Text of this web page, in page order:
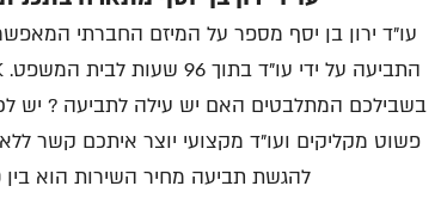
עו"ד ירון בן יסף מספר על המיזם החברתי
בשבילכם המתלבטים האם יש עילה לתביעה ? יש
פשוט מקליקים ועו"ד מקצועי יוצר איתכם קשר
להגשת תביעה מחיר השירות הוא בין 250-700 ש"ח.